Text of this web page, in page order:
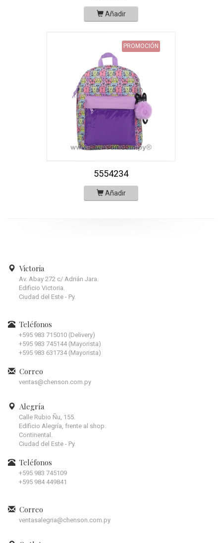
Añadir
PROMOCIÓN
5554234
Añadir
Victoria
Av. Abay 272 c/ Adrián Jara.
Edificio Victoria.
Ciudad del Este - Py.
Teléfonos
+595 983 715010 (Delivery)
+595 983 745144 (Mayorista)
+595 983 631734 (Mayorista)
Correo
ventas@chenson.com.py
Alegría
Calle Rubio Ñu, 155.
Edificio Alegría, frente al shop.
Continental.
Ciudad del Este - Py.
Teléfonos
+595 983 745109
+595 984 449841
Correo
ventasalegria@chenson.com.py